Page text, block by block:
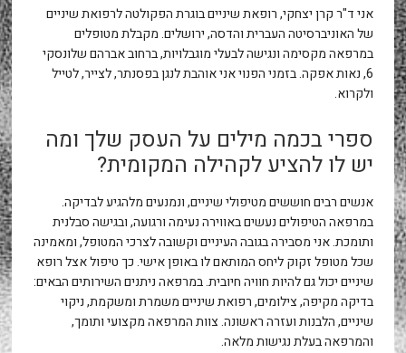
אני ד"ר קרן יצחקי, רופאת שיניים בוגרת הפקולטה לרפואת שיניים
של האוניברסיטה העברית והדסה, ירושלים. מקבלת מטופלים
במרפאה מקסימה ונגישה לבעלי מוגבלויות, ברחוב אברהם שלונסקי
6, נאות אפקה. בזמני הפנוי אני אוהבת לנגן בפסנתר, לצייר, לטייל
ולקרוא.
ספרי בכמה מילים על העסק שלך ומה
יש לו להציע לקהילה המקומית?
אנשים רבים חוששים מטיפולי שיניים, ונמנעים מלהגיע לבדיקה.
במרפאה הטיפולים נעשים באווירה נעימה ורגועה, ובגישה סבלנית
ותומכת. אני מסבירה בגובה העיניים וקשובה לצרכי המטופל, ומאמינה
שכל מטופל זקוק ליחס המותאם לו באופן אישי. כך טיפול אצל רופא
שיניים יכול גם להיות חוויה חיובית. במרפאה ניתנים השירותים הבאים:
בדיקה מקיפה, צילומים, רפואת שיניים משמרת ומשקמת, ניקוי
שיניים, הלבנות ועזרה ראשונה. צוות המרפאה מקצועי ותומך,
והמרפאה בעלת נגישות מלאה.